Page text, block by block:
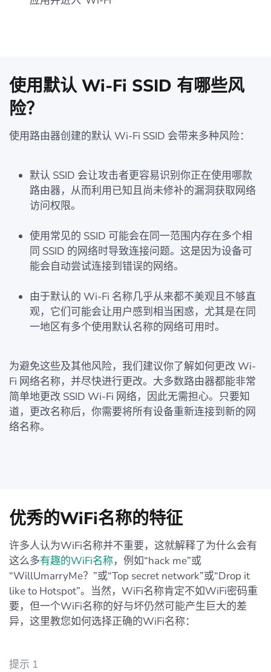
使用默认 Wi‑Fi SSID 有哪些风
险？
使用路由器创建的默认 Wi-Fi SSID 会带来多种风险：
默认 SSID 会让攻击者更容易识别你正在使用哪款
路由器，从而利用已知且尚未修补的漏洞获取网络
访问权限。
使用常见的 SSID 可能会在同一范围内存在多个相
同 SSID 的网络时导致连接问题。这是因为设备可
能会自动尝试连接到错误的网络。
由于默认的 Wi-Fi 名称几乎从来都不美观且不够直
观，它们可能会让用户感到相当困惑，尤其是在同
一地区有多个使用默认名称的网络可用时。
为避免这些及其他风险，我们建议你了解如何更改 Wi-
Fi 网络名称，并尽快进行更改。大多数路由器都能非常
简单地更改 SSID Wi-Fi 网络，因此无需担心。只要知
道，更改名称后，你需要将所有设备重新连接到新的网
络名称。
优秀的WiFi名称的特征
许多人认为WiFi名称并不重要，这就解释了为什么会有
这么多有趣的WiFi名称，例如“hack me”或
“WillUmarryMe？”或“Top secret network”或“Drop it
like to Hotspot”。当然，WiFi名称肯定不如WiFi密码重
要，但一个WiFi名称的好与坏仍然可能产生巨大的差
异，这里教您如何选择正确的WiFi名称：
提示 1